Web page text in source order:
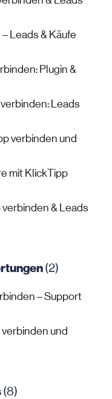
Leads & Käufe
Plugin &
Leads
verbinden und
mit KlickTipp
& Leads
(2)
– Support
und
(8)